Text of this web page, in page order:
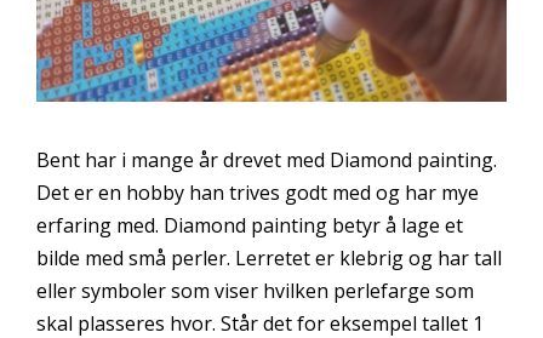
Bent har i mange år drevet med Diamond painting.
Det er en hobby han trives godt med og har mye
erfaring med. Diamond painting betyr å lage et
bilde med små perler. Lerretet er klebrig og har tall
eller symboler som viser hvilken perlefarge som
skal plasseres hvor. Står det for eksempel tallet 1